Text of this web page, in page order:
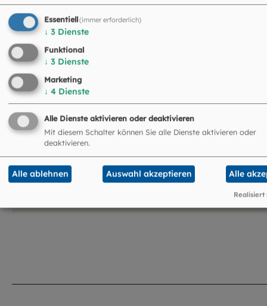
Weggang übernahm die Erzdiözese München und
die Trägerschaft des Gymnasiums.
Kirchliches Zentrum
Preysingstraße 93 - 105
81669 München
verwaltung-kize@eomuc.de
Essentiell(immer erforderlich)
↓ 3 Dienste
Funktional
↓ 3 Dienste
Marketing
↓ 4 Dienste
Alle Dienste aktivieren oder deaktivieren
Mit diesem Schalter können Sie alle Dienste aktivieren oder
deaktivieren.
Alle ablehnen Auswahl akzeptieren Alle
Realisiert